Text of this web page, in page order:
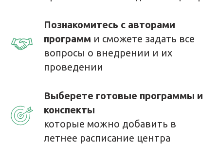
Познакомитесь с авторами
программ и сможете задать все
вопросы о внедрении и их
проведении
Выберете готовые программы и
конспекты
которые можно добавить в
летнее расписание центра